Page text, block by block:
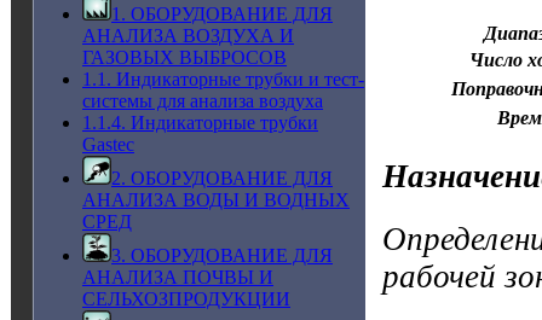
1. ОБОРУДОВАНИЕ ДЛЯ
АНАЛИЗА ВОЗДУХА И
ГАЗОВЫХ ВЫБРОСОВ
1.1. Индикаторные трубки и тест-
системы для анализа воздуха
1.1.4. Индикаторные трубки
Gastec
2. ОБОРУДОВАНИЕ ДЛЯ
АНАЛИЗА ВОДЫ И ВОДНЫХ
СРЕД
3. ОБОРУДОВАНИЕ ДЛЯ
АНАЛИЗА ПОЧВЫ И
СЕЛЬХОЗПРОДУКЦИИ
Число
рабочей